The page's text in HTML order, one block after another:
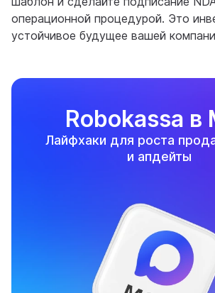
операционной процедурой. Это
устойчивое будущее вашей
Robokassa в
Лайфхаки для роста
и апдейты